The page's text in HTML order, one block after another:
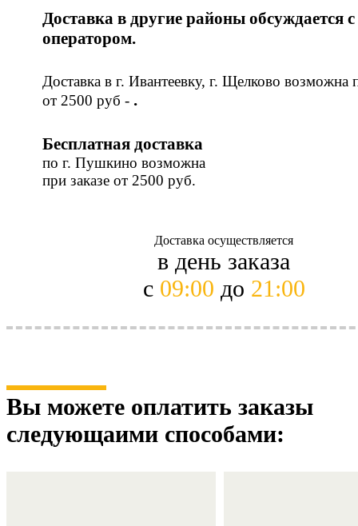
Доставка в другие районы обсуждается с
оператором.
Доставка в г. Ивантеевку, г. Щелково возможна
от 2500 руб - .
Бесплатная доставка
по г. Пушкино возможна
при заказе от 2500 руб.
Доставка осуществляется
в день заказа
с 09:00 до 21:00
Вы можете оплатить заказы
следующaими способами: